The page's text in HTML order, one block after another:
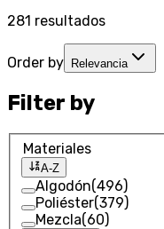
281 resultados
Order by Relevancia
Filter by
Materiales
A-Z
Algodón(496)
Poliéster(379)
Mezcla(60)